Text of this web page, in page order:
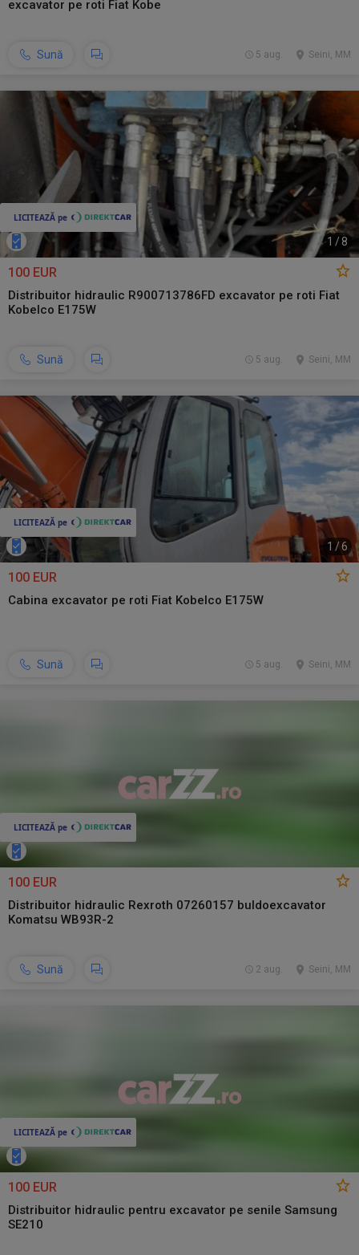
excavator pe roti Fiat Kobe
Sună Seini, MM
5 aug.
1 / 8
100 EUR
Distribuitor hidraulic R900713786FD excavator pe roti Fiat
Kobelco E175W
Sună Seini, MM
5 aug.
1 /6
100 EUR
Cabina excavator pe roti Fiat Kobelco E175W
Sună Seini, MM
5 aug.
100 EUR
Distribuitor hidraulic Rexroth 07260157 buldoexcavator
Komatsu WB93R-2
Sună Seini, MM
2 aug.
100 EUR
Distribuitor hidraulic pentru excavator pe senile Samsung
SE210